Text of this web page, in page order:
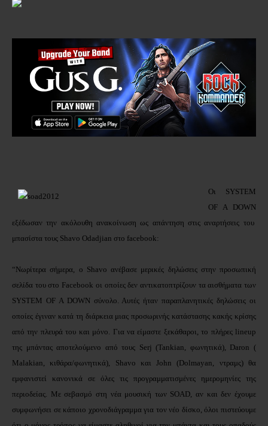
Οι SYSTEM
OF A DOWN
εξέδωσαν την ακόλουθη ανακοίνωση ως απάντηση στις αναρτήσεις του
μπασίστα τους Shavo Odadjian στο facebook:
“Νωρίτερα σήμερα, ο Shavo ανέβασε μερικές δηλώσεις στην προσωπική
σελίδα του στο Facebook οι οποίες δεν αντικατοπτρίζουν τα αισθήματα των
SYSTEM OF A DOWN σύνολο. Αυτές ήταν παραπλανητικές δηλώσεις οι
οποίες έγιναν κατά τη διάρκεια μιας προσωρινής κατάστασης κακής κρίσης
από την πλευρά του και μόνο. Για να είμαστε ξεκάθαροι, το πλήρες lineup
της μπάντας αποτελούμενο από τους Serj (Tankian, φωνητικά), Daron (
Malakian, κιθάρα/φωνητικά), Shavo
καιJohn (Dolmayan, ντραμς) θα
εμφανιστεί κανονικά σε όλες τις προγραμματισμένες ημερομηνίες της
περιοδείας. Με σεβασμό στη νέα μουσική των SOAD, αν και δεν έχουμε
συμφωνήσει σε κάποιο χρονοδιάγραμμα για τον νέο δίσκο, όλοι πιστεύουμε